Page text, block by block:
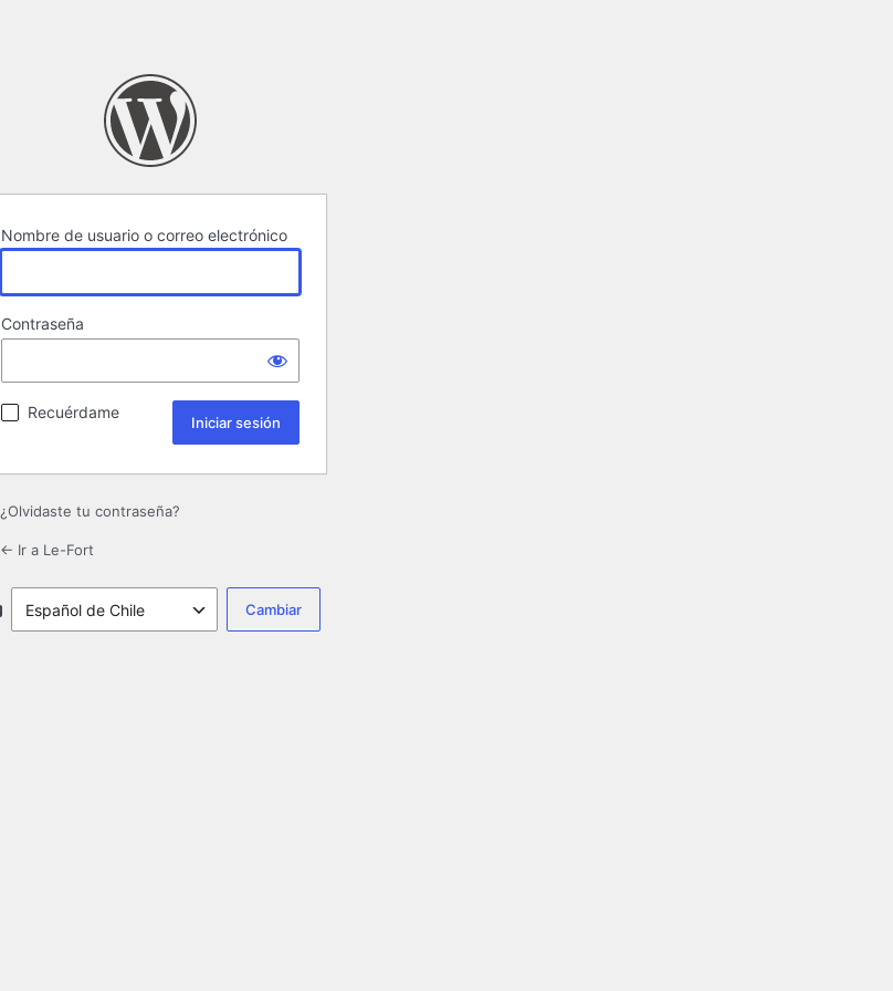
Nombre de usuario o correo electrónico
Contraseña
Recuérdame
¿Olvidaste tu contraseña?
← Ir a Le-Fort
Idioma